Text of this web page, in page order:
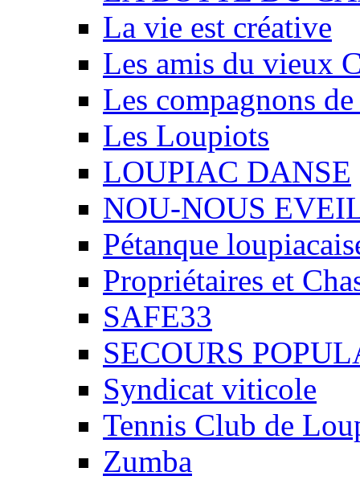
La vie est créative
Les amis du vieux
Les compagnons
Les Loupiots
LOUPIAC DANSE
NOU-NOUS
Pétanque
Propriétaires et
SAFE33
SECOURS
Syndicat viticole
Tennis Club de
Zumba